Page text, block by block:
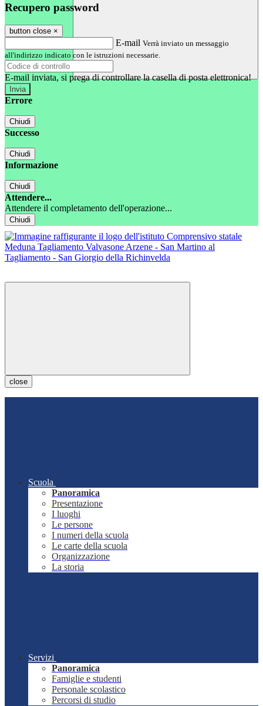
Recupero password
button close ×
E-mail Verrà inviato un messaggio
all'indirizzo indicato con le istruzioni necessarie.
E-mail inviata, si prega di controllare la casella di posta elettronica!
Errore
Chiudi
Successo
Chiudi
Informazione
Chiudi
Attendere...
Attendere il completamento dell'operazione...
Chiudi
close
Scuola
Panoramica
Presentazione
I luoghi
Le persone
I numeri della scuola
Le carte della scuola
Organizzazione
La storia
Servizi
Panoramica
Famiglie e studenti
Personale scolastico
Percorsi di studio